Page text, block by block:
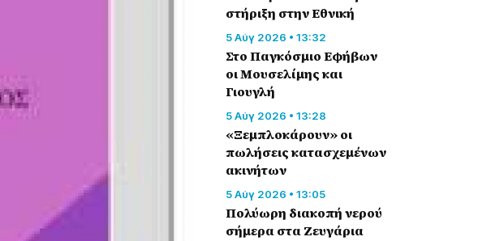
στήριξη στην Εθνική
5 Αύγ 2026 • 13:32
Στο Παγκόσμιο Εφήβων
οι Μουσελίμης και
Γιουγλή
5 Αύγ 2026 • 13:28
«Ξεμπλοκάρουν» οι
πωλήσεις κατασχεμένων
ακινήτων
5 Αύγ 2026 • 13:05
Πολύωρη διακοπή νερού
σήμερα στα Ζευγάρια